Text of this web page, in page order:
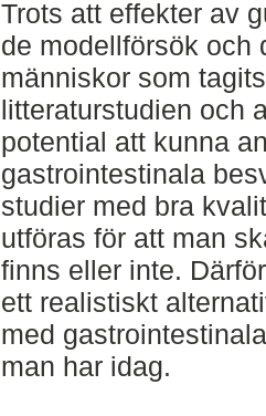
Trots att effekter av
de modellförsök och
människor som
litteraturstudien och
potential att kunna
gastrointestinala
studier med bra
utföras för att man
finns eller inte.
ett realistiskt
med
man har idag.